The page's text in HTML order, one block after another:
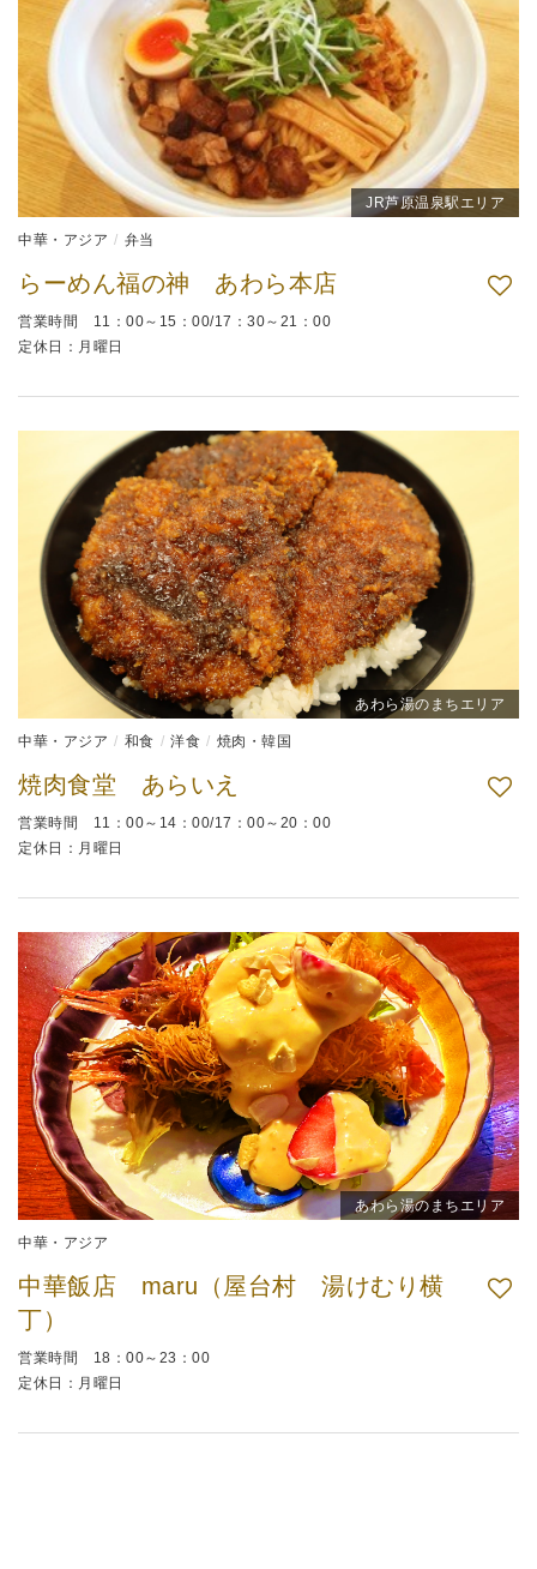
JR芦原温泉駅エリア
中華・アジア 弁当
らーめん福の神 あわら本店
営業時間 11：00～15：00/17：30～21：00
定休日：月曜日
あわら湯のまちエリア
中華・アジア 和食 洋食 焼肉・韓国
焼肉食堂 あらいえ
営業時間 11：00～14：00/17：00～20：00
定休日：月曜日
あわら湯のまちエリア
中華・アジア
中華飯店 maru（屋台村 湯けむり横
丁）
営業時間 18：00～23：00
定休日：月曜日